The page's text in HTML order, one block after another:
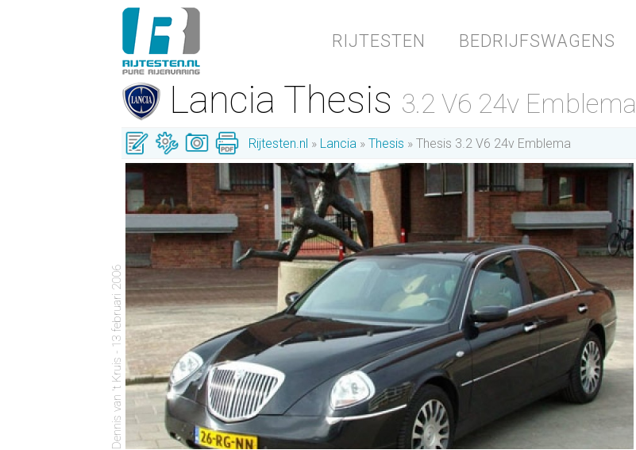
RIJTESTEN BEDRIJFSWAGENS
Lancia Thesis 3.2 V6 24v Emblema
Rijtesten.nl Lancia Thesis Thesis 3.2 V6 24v Emblema
Dennis van 't Kruis - 13 februari 2006